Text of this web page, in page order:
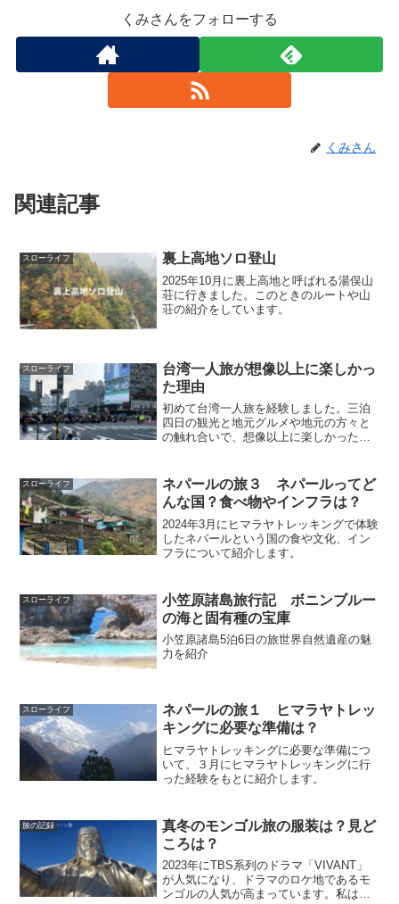
くみさんをフォローする
くみさん
関連記事
スローライフ 裏上高地ソロ登山
2025年10月に裏上高地と呼ばれる湯俣山
荘に行きました。このときのルートや山
荘の紹介をしています。
スローライフ
台湾一人旅が想像以上に楽しかっ
た理由
初めて台湾一人旅を経験しました。三泊
四日の観光と地元グルメや地元の方々と
の触れ合いで、想像以上に楽しかった思
スローライフ
ネパールの旅３ ネパールってど
んな国？食べ物やインフラは？
2024年3月にヒマラヤトレッキングで体験
したネパールという国の食や文化、イン
フラについて紹介します。
スローライフ
小笠原諸島旅行記 ボニンブルー
の海と固有種の宝庫
小笠原諸島5泊6日の旅世界自然遺産の魅
力を紹介
スローライフ
ネパールの旅１ ヒマラヤトレッ
キングに必要な準備は？
ヒマラヤトレッキングに必要な準備につ
いて、３月にヒマラヤトレッキングに行
った経験をもとに紹介します。
旅の記録
真冬のモンゴル旅の服装は？見ど
ころは？
2023年にTBS系列のドラマ「VIVANT」
が人気になり、ドラマのロケ地であるモ
ンゴルの人気が高まっています。私はド